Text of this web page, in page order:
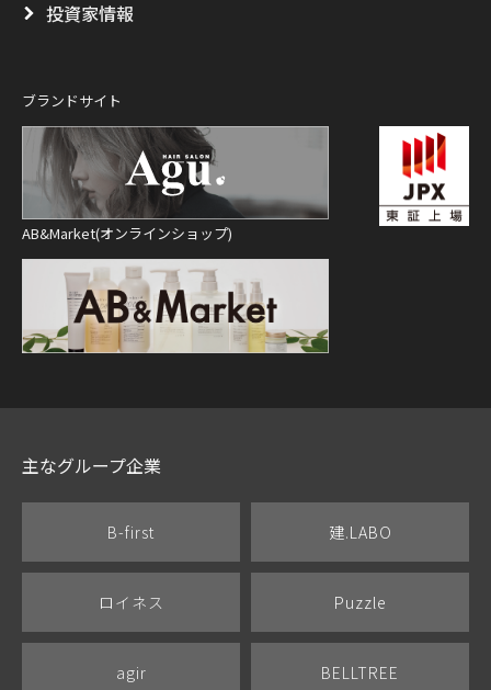
投資家情報
ブランドサイト
AB&Market(オンラインショップ)
主なグループ企業
B-first 建.LABO
ロイネス Puzzle
agir BELLTREE